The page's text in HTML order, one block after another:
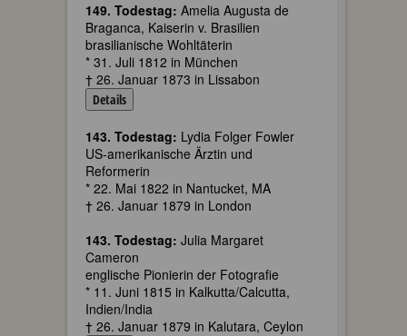
149. Todestag: Amelia Augusta de
Braganca, Kaiserin v. Brasilien
brasilianische Wohltäterin
* 31. Juli 1812 in München
† 26. Januar 1873 in Lissabon
Details
143. Todestag: Lydia Folger Fowler
US-amerikanische Ärztin und
Reformerin
* 22. Mai 1822 in Nantucket, MA
† 26. Januar 1879 in London
143. Todestag: Julia Margaret
Cameron
englische Pionierin der Fotografie
* 11. Juni 1815 in Kalkutta/Calcutta,
Indien/India
† 26. Januar 1879 in Kalutara, Ceylon